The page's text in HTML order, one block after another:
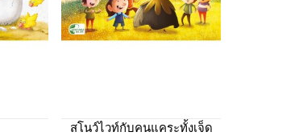
สโนว์ไวท์กับคนแคระทั้งเจ็ด